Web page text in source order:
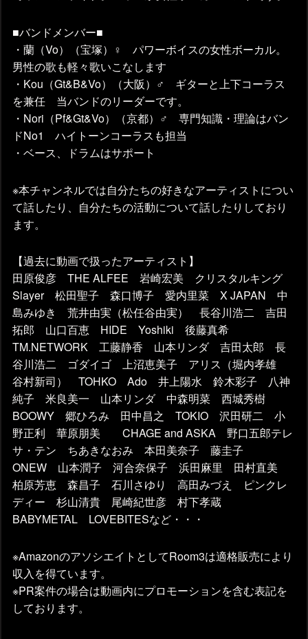
■バンドメンバー■
・蘭（Vo）（宝塚）♀ パワーボイスの女性ボーカル。
男性の歌も軽々歌いこなします
・Kou（Gt&B&Vo）（大阪）♂ ギターと上下コーラス
を兼任 当バンドのリーダーです。
・Nori（Pf&Gt&Vo）（京都）♂ 専門知識・理論はバン
ドNo1 ハイトーンコーラスも担当
・ベース、ドラムはサポート
※本チャンネルでは自分たちの好きなアーティストについ
て話したり、自分たちの活動について話したりしており
ます。
【過去に動画で扱ったアーティスト】
田原俊彦 THE ALFEE 岩崎宏美 クリスタルキング
Slayer 松田聖子 森口博子 愛内里菜 X JAPAN 中
島みゆき 荒井由実（松任谷由実） 長谷川浩二 吉田
拓郎 山口百恵 HIDE Yoshiki 後藤真希
TM.NETWORK 工藤静香 山本リンダ 吉田太郎 長
谷川浩二 ゴダイゴ 上沼恵美子 アリス（堀内孝雄
谷村新司） TOHKO Ado 井上陽水 鈴木彩子 八神
純子 米良美一 山本リンダ 中森明菜 西城秀樹
BOOWY 郷ひろみ 田中昌之 TOKIO 沢田研二 小
野正利 華原朋美 CHAGE and ASKA 野口五郎テレ
サ・テン ちあきなおみ 本田美奈子 藤圭子
ONEW 山本潤子 河合奈保子 浜田麻里 田村直美
柏原芳恵 森昌子 石川さゆり 高田みづえ ピンクレ
ディー 杉山清貴 尾崎紀世彦 村下孝蔵
BABYMETAL LOVEBITESなど・・・
※AmazonのアソシエイトとしてRoom3は適格販売により
収入を得ています。
※PR案件の場合は動画内にプロモーションを含む表記を
しております。